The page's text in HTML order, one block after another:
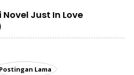
Novel Just In Love
Postingan Lama